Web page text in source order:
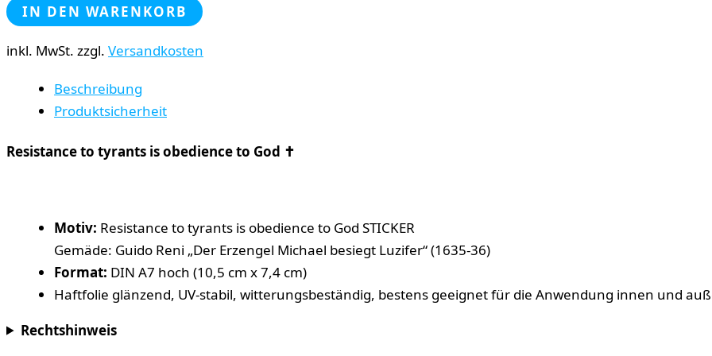
IN DEN WARENKORB
inkl. MwSt. zzgl. Versandkosten
Beschreibung
Produktsicherheit
Resistance to tyrants is obedience to God ✝️
Motiv: Resistance to tyrants is obedience to God STICKER
Gemäde: Guido Reni „Der Erzengel Michael besiegt Luzifer“ (1635-36)
Format: DIN A7 hoch (10,5 cm x 7,4 cm)
Haftfolie glänzend, UV-stabil, witterungsbeständig, bestens geeignet für die Anwendung innen und
Rechtshinweis